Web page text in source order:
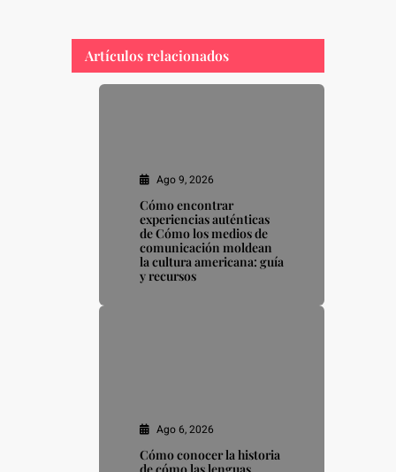
Artículos relacionados
Ago 9, 2026
Cómo encontrar
experiencias auténticas
de Cómo los medios de
comunicación moldean
la cultura americana: guía
y recursos
Ago 6, 2026
Cómo conocer la historia